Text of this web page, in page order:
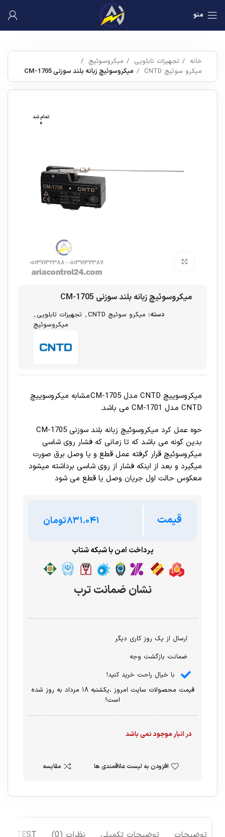
منو
خانه تجهیزات تابلویی
میکروسوئیچ
میکرو سوئیچ CNTD
میکروسوئیچ زبانه بلند سوزنی CM-1705
تمام شد
ه
میکروسوئیچ زبانه بلند سوزنی CM-1705
دسته: میکرو سوئیچ CNTD , تجهیزات تابلویی ,
میکروسوئیچ
میکروسوییچ CNTD مدل CM-1705 مشابه میکروسوییچ
CNTD مدل CM-1701 می باشد.
حوه عمل کرد میکروسوئیچ زبانه بلند سوزنی CM-1705
بدین گونه می باشد که تا زمانی که فشار روی شاسی
میکروسوئیچ قرار گرفته عمل قطع و یا وصل برق صورت
میگیرد و بعد از اینکه فشار از روی شاسی برداشته میشود
معکوس حالت اول جریان وصل یا قطع می شود
قیمت تومان
پرداخت امن با شبکه شتاب
نشان ضمانت ترب
ارسال از یک روز کاری دیگر
ضمانت بازگشت وجه
با خیال راحت خرید کنید!
قیمت محصولات سایت امروز ،یکشنبه ۱۸ مرداد به روز شده
است!
در انبار موجود نمی باشد
افزودن به لیست علاقمندی ها مقایسه